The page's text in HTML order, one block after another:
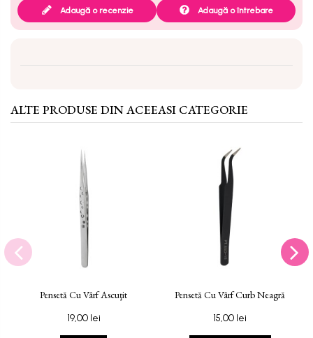
Adaugă o recenzie Adaugă o întrebare
ALTE PRODUSE DIN ACEEASI CATEGORIE
Pensetă Cu Vârf Ascuţit
19,00 lei
Pensetă Cu Vârf Curb Neagră
15,00 lei